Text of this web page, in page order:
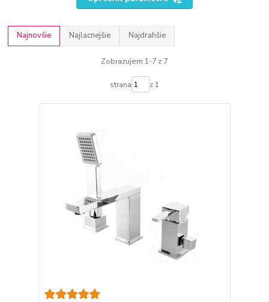
Najnovšie Najlacnejšie Najdrahšie
Zobrazujem 1-7 z 7
strana z 1